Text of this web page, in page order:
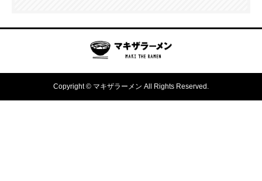
Copyright © マキザラーメン All Rights Reserved.